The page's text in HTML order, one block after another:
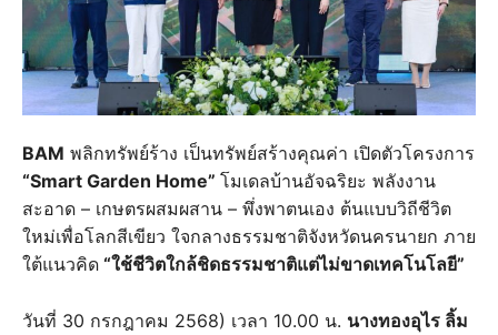
BAM พลิกทรัพย์ร้าง เป็นทรัพย์สร้างคุณค่า เปิดตัวโครงการ
“Smart Garden Home” โมเดลบ้านอัจฉริยะ พลังงาน
สะอาด – เกษตรผสมผสาน – พึ่งพาตนเอง ต้นแบบวิถีชีวิต
ใหม่เพื่อโลกสีเขียว ใจกลางธรรมชาติจังหวัดนครนายก ภาย
ใต้แนวคิด “ใช้ชีวิตใกล้ชิดธรรมชาติแต่ไม่ขาดเทคโนโลยี”
วันที่ 30 กรกฎาคม 2568) เวลา 10.00 น. นางทองอุไร ลิ้ม